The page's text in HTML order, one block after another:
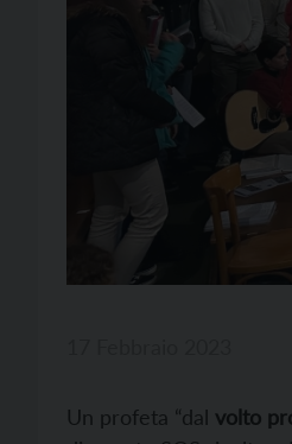
Un profeta “dal volto